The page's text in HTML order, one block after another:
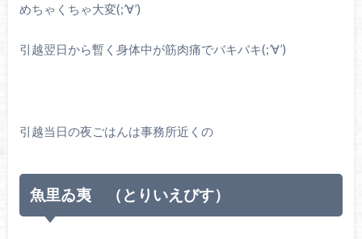
めちゃくちゃ大変(;’∀’)
引越翌日から暫く身体中が筋肉痛でバキバキ(;’∀’)
引越当日の夜ごはんは事務所近くの
魚里ゐ夷 （とりいえびす）